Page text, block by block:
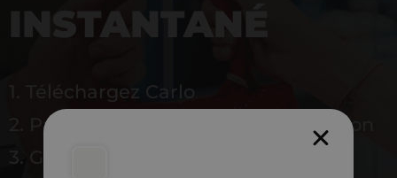
INSTANTANÉ
1. Téléchargez Carlo
2. Payez en magasin avec l’application
3. Gagnez instantanément 5 % à